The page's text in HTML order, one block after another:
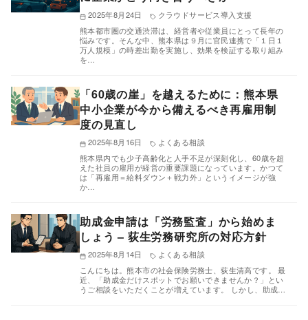
2025年8月24日
クラウドサービス導入支援
熊本都市圏の交通渋滞は、経営者や従業員にとって長年の
悩みです。そんな中、熊本県は９月に官民連携で「１日１
万人規模」の時差出勤を実施し、効果を検証する取り組み
を…
「60歳の崖」を越えるために：熊本県
中小企業が今から備えるべき再雇用制
度の見直し
2025年8月16日
よくある相談
熊本県内でも少子高齢化と人手不足が深刻化し、60歳を超
えた社員の雇用が経営の重要課題になっています。かつて
は「再雇用＝給料ダウン＋戦力外」というイメージが強
か…
助成金申請は「労務監査」から始めま
しょう – 荻生労務研究所の対応方針
2025年8月14日
よくある相談
こんにちは。熊本市の社会保険労務士、荻生清高です。 最
近、「助成金だけスポットでお願いできませんか？」とい
うご相談をいただくことが増えています。 しかし、助成…